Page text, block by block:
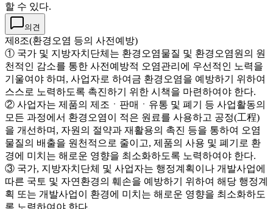
할 수 있다.
의견
제8조(환경오염 등의 사전예방)
① 국가 및 지방자치단체는 환경오염물질 및 환경오염원의 원
천적인 감소를 통한 사전예방적 오염관리에 우선적인 노력을
기울여야 하며, 사업자로 하여금 환경오염을 예방하기 위하여
스스로 노력하도록 촉진하기 위한 시책을 마련하여야 한다.
② 사업자는 제품의 제조ㆍ판매ㆍ유통 및 폐기 등 사업활동의
모든 과정에서 환경오염이 적은 원료를 사용하고 공정(工程)
을 개선하며, 자원의 절약과 재활용의 촉진 등을 통하여 오염
물질의 배출을 원천적으로 줄이고, 제품의 사용 및 폐기로 환
경에 미치는 해로운 영향을 최소화하도록 노력하여야 한다.
③ 국가, 지방자치단체 및 사업자는 행정계획이나 개발사업에
따른 국토 및 자연환경의 훼손을 예방하기 위하여 해당 행정계
획 또는 개발사업이 환경에 미치는 해로운 영향을 최소화하도
록 노력하여야 한다.